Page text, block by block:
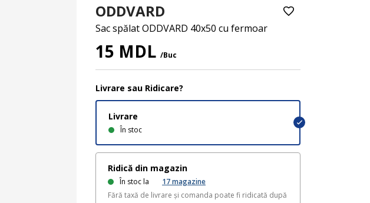
ODDVARD
Sac spălat ODDVARD 40x50 cu fermoar
15 MDL /Buc
Livrare sau Ridicare?
Livrare
În stoc
Ridică din magazin
În stoc la 17magazine
Fără taxă de livrare și comanda poate fi ridicată după